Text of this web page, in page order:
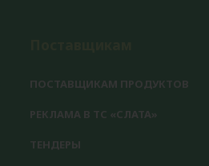
ПОСТАВЩИКАМ ПРОДУКТОВ
РЕКЛАМА В ТС «СЛАТА»
ТЕНДЕРЫ